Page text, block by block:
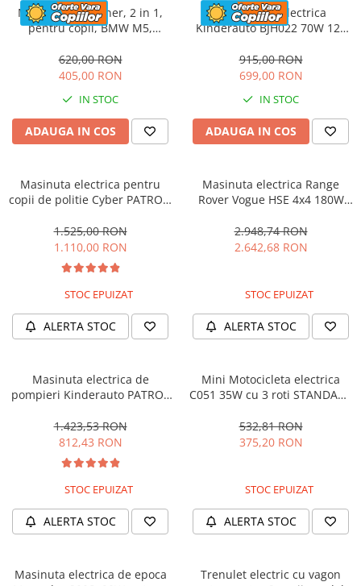
Masinuta cu maner, 2 in 1,
pentru copii, BMW M5,
620,00 RON
405,00 RON
IN STOC
ADAUGA IN COS
Motocicleta electrica
Kinderauto BJH022 70W 12V
culoare Rosie
915,00 RON
699,00 RON
IN STOC
ADAUGA IN COS
Masinuta electrica pentru
copii de politie Cyber PATROL,
90W, 12V, Black & White
1.525,00 RON
1.110,00 RON
STOC EPUIZAT
ALERTA STOC
Masinuta electrica Range
Rover Vogue HSE 4x4 180W
2.948,74 RON
2.642,68 RON
STOC EPUIZAT
ALERTA STOC
Masinuta electrica de
pompieri Kinderauto PATROL
1.423,53 RON
812,43 RON
STOC EPUIZAT
ALERTA STOC
Mini Motocicleta electrica
C051 35W cu 3 roti STANDARD
532,81 RON
375,20 RON
STOC EPUIZAT
ALERTA STOC
Masinuta electrica de epoca
Trenulet electric cu vagon